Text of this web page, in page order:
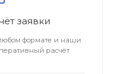
заявки
формате и наши
расчёт